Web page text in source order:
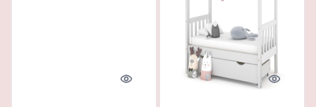
Quick look Quick